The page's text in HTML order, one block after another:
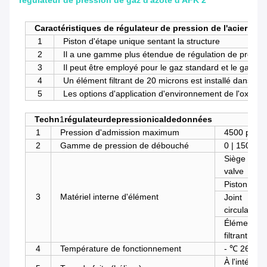
Caractéristiques de régulateur de pression de l'acier
1
Piston d'étape unique sentant la structure
2
Il a une gamme plus étendue de régulation de
3
Il peut être employé pour le gaz standard et le gaz
4
Un élément filtrant de 20 microns est installé dans
5
Les options d'application d'environnement de
Techn1régulateurdepressionicaldedonnées
1
Pression d'admission maximum
4500 psig
2
Gamme de pression de débouché 0 | 1500,0
3 Matériel interne d'élément
Siège de
valve
Piston
Joint
circulaire
Élément
filtrant
4
Température de fonctionnement - ℃ 26 | +
À l'intérieur